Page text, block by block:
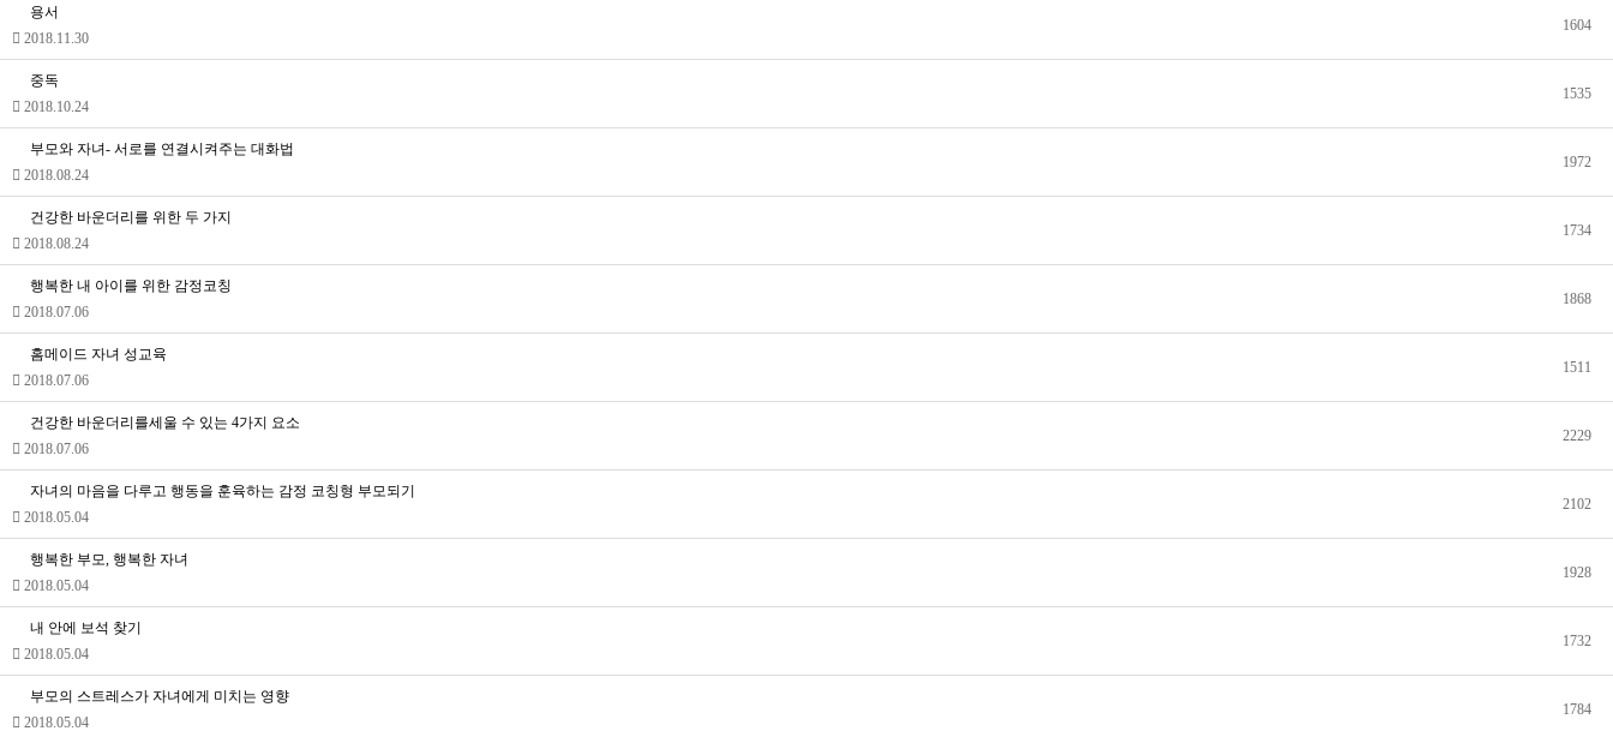
용서
2018.11.30
1604
중독
2018.10.24
1535
부모와 자녀- 서로를 연결시켜주는 대화법
2018.08.24
1972
건강한 바운더리를 위한 두 가지
2018.08.24
1734
행복한 내 아이를 위한 감정코칭
2018.07.06
1868
홈메이드 자녀 성교육
2018.07.06
1511
건강한 바운더리를세울 수 있는 4가지 요소
2018.07.06
2229
자녀의 마음을 다루고 행동을 훈육하는 감정 코칭형 부모되기
2018.05.04
2102
행복한 부모, 행복한 자녀
2018.05.04
1928
내 안에 보석 찾기
2018.05.04
1732
부모의 스트레스가 자녀에게 미치는 영향
2018.05.04
1784